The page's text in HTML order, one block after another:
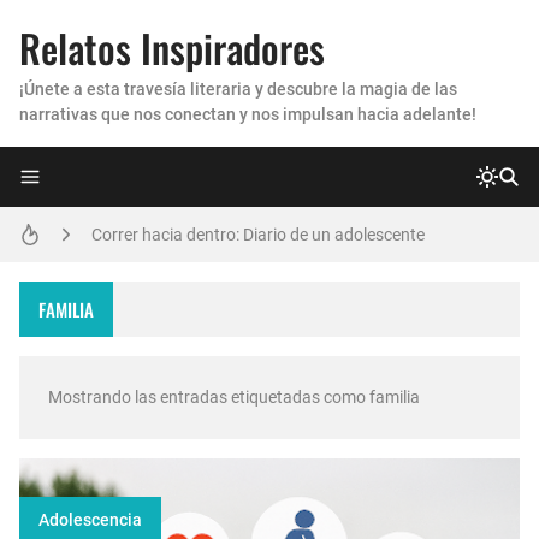
Relatos Inspiradores
¡Únete a esta travesía literaria y descubre la magia de las
narrativas que nos conectan y nos impulsan hacia adelante!
Correr hacia dentro: Diario de un adolescente
Cadena de Sonrisas
Vínculos en la Ciudad Condal
FAMILIA
Mostrando las entradas etiquetadas comofamilia
Adolescencia